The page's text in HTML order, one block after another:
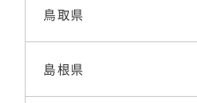
鳥取県
島根県